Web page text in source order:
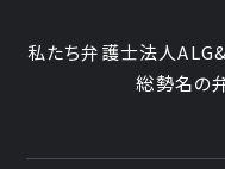
私たち弁護士法人
総勢名の